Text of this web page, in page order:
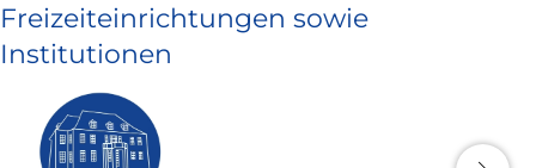
Freizeiteinrichtungen sowie
Institutionen